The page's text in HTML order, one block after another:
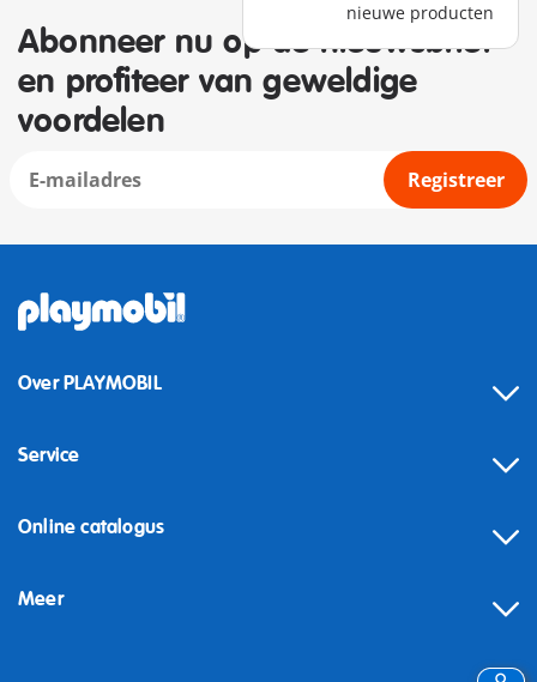
nieuwe producten
Abonneer nu op de nieuwsbrief
en profiteer van geweldige
voordelen
Registreer
Over PLAYMOBIL
Service
Online catalogus
Meer